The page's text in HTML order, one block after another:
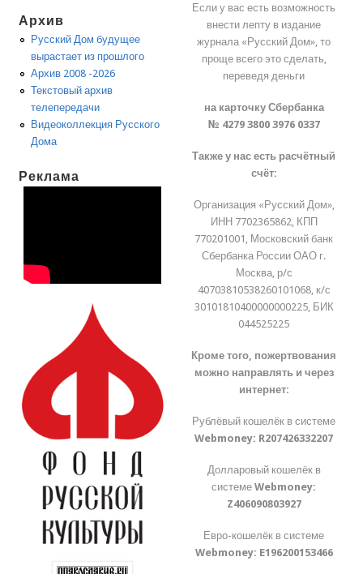
Архив
Русский Дом будущее
вырастает из прошлого
Архив 2008 -2026
Текстовый архив
телепередачи
Видеоколлекция Русского
Дома
Реклама
Если у вас есть возможность
внести лепту в издание
журнала «Русский Дом», то
проще всего это сделать,
переведя деньги
на карточку Сбербанка
№ 4279 3800 3976 0337
Также у нас есть расчётный
счёт:
Организация «Русский Дом»,
ИНН 7702365862, КПП
770201001, Московский банк
Сбербанка России ОАО г.
Москва, р/с
40703810538260101068, к/с
30101810400000000225, БИК
044525225
Кроме того, пожертвования
можно направлять и через
интернет:
Рублёвый кошелёк в системе
Webmoney: R207426332207
Долларовый кошелёк в
системеWebmoney:
Z406090803927
Евро-кошелёк в системе
Webmoney: E196200153466